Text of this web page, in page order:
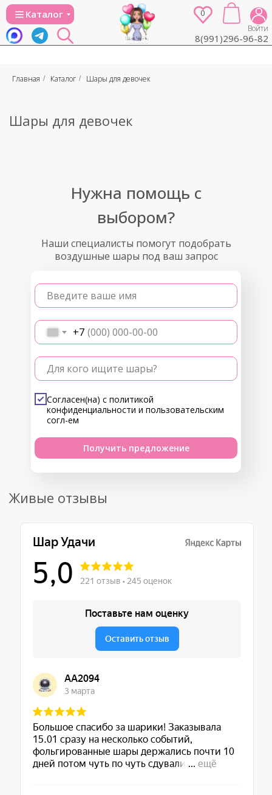
Каталог
Войти
0
8(991)296-96-82
Главная / Каталог / Шары для девочек
Шары для девочек
Наши специалисты помогут подобрать
воздушные шары под ваш запрос
Введите ваше имя
+7
Для кого ищите шары?
Согласен(на) с политикой
конфиденциальности и пользовательским
согл-ем
Получить предложение
Нужна помощь с
выбором?
Живые отзывы